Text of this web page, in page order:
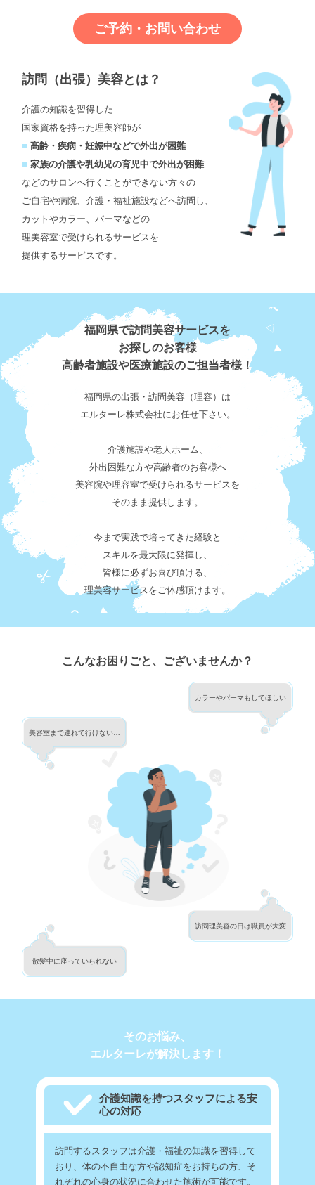
ご予約・お問い合わせ
訪問（出張）美容とは？
介護の知識を習得した
国家資格を持った理美容師が
■ 高齢・疾病・妊娠中などで外出が困難
■ 家族の介護や乳幼児の育児中で外出が困難
などのサロンへ行くことができない方々の
ご自宅や病院、介護・福祉施設などへ訪問し、
カットやカラー、パーマなどの
理美容室で受けられるサービスを
提供するサービスです。
福岡県で訪問美容サービスを
お探しのお客様
高齢者施設や医療施設のご担当者様！
福岡県の出張・訪問美容（理容）は
エルターレ株式会社にお任せ下さい。
介護施設や老人ホーム、
外出困難な方や高齢者のお客様へ
美容院や理容室で受けられるサービスを
そのまま提供します。
今まで実践で培ってきた経験と
スキルを最大限に発揮し、
皆様に必ずお喜び頂ける、
理美容サービスをご体感頂けます。
こんなお困りごと、ございませんか？
美容室まで連れて行けない…
散髪中に座っていられない
カラーやパーマもしてほしい
訪問理美容の日は職員が大変
そのお悩み、
エルターレが解決します！
介護知識を持つスタッフによる安
心の対応
訪問するスタッフは介護・福祉の知識を習得して
おり、体の不自由な方や認知症をお持ちの方、そ
れぞれの心身の状況に合わせた施術が可能です。